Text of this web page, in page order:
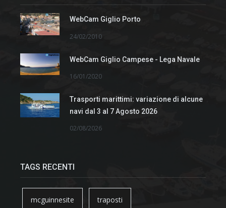
WebCam Giglio Porto
24/02/2010
WebCam Giglio Campese - Lega Navale
16/01/2020
Trasporti marittimi: variazione di alcune
navi dal 3 al 7 Agosto 2026
02/08/2026
TAGS RECENTI
mcguinnesite traposti